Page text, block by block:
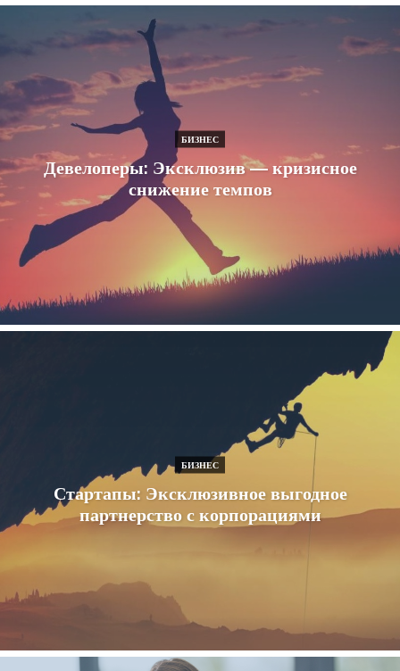
БИЗНЕС
Девелоперы: Эксклюзив — кризисное
снижение темпов
БИЗНЕС
Стартапы: Эксклюзивное выгодное
партнерство с корпорациями